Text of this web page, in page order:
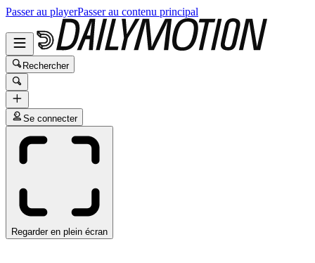
Passer au playerPasser au contenu principal
Rechercher
Se connecter
Regarder en plein écran